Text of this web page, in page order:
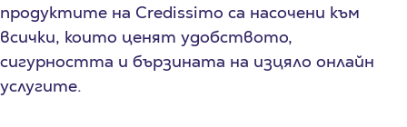
продуктите на Credissimo са насочени към
всички, които ценят удобството,
сигурността и бързината на изцяло онлайн
услугите.